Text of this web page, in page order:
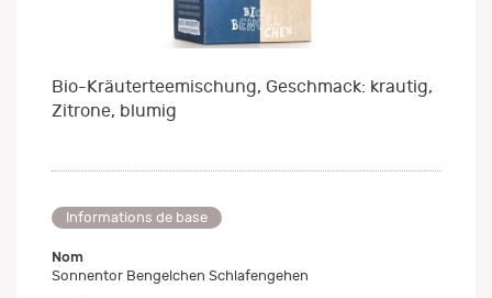
Bio-Kräuterteemischung, Geschmack: krautig,
Zitrone, blumig
Informations de base
Nom
Sonnentor Bengelchen Schlafengehen